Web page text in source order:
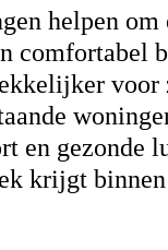
helpen om
comfortabel
voor
en gezonde
krijgt